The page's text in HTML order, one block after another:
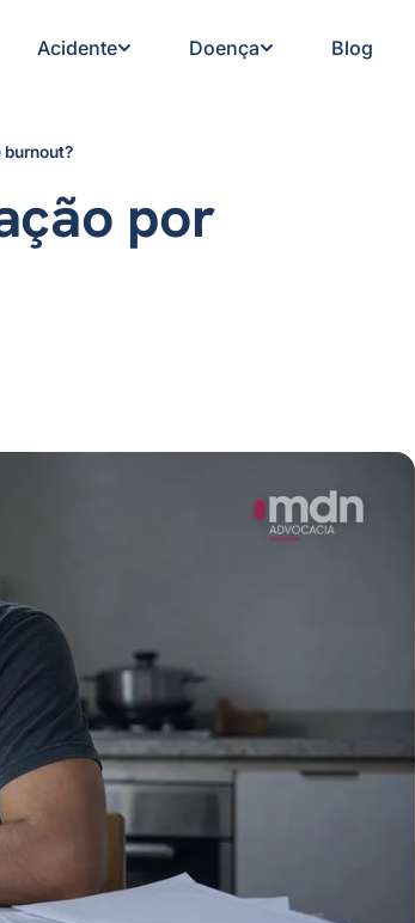
Acidente Doença Blog
burnout?
por